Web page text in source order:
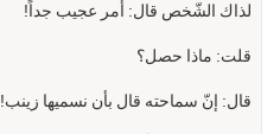
لذاك الشّخص قال: أمر عجيب جداً!
قلت: ماذا حصل؟
قال: إنّ سماحته قال بأن نسميها زينب!